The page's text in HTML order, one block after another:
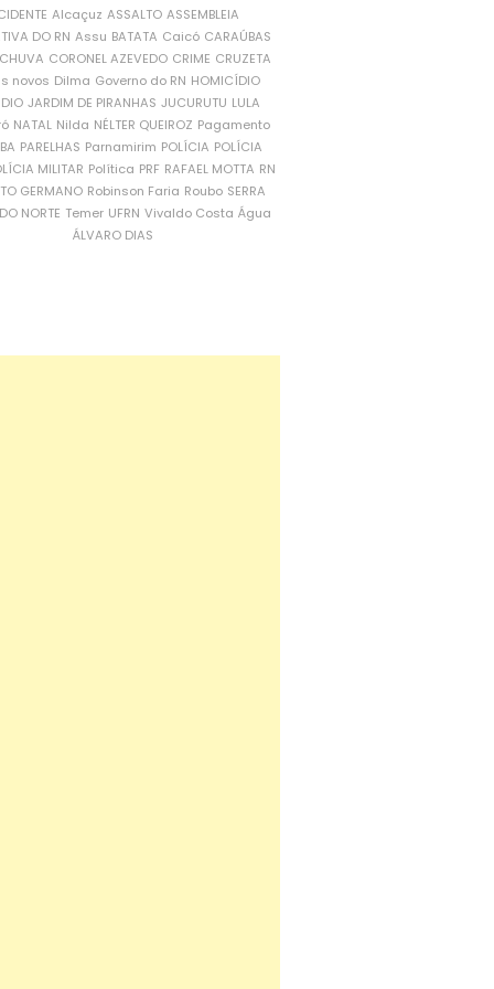
Alcaçuz ASSALTO ASSEMBLEIA
DO RN Assu BATATA Caicó CARAÚBAS
CORONEL AZEVEDO CRIME CRUZETA
novos Dilma Governo do RN HOMICÍDIO
JARDIM DE PIRANHAS JUCURUTU LULA
NATAL Nilda NÉLTER QUEIROZ Pagamento
PARELHAS Parnamirim POLÍCIA POLÍCIA
MILITAR Política PRF RAFAEL MOTTA RN
GERMANO Robinson Faria Roubo SERRA
NORTE Temer UFRN Vivaldo Costa Água
ÁLVARO DIAS